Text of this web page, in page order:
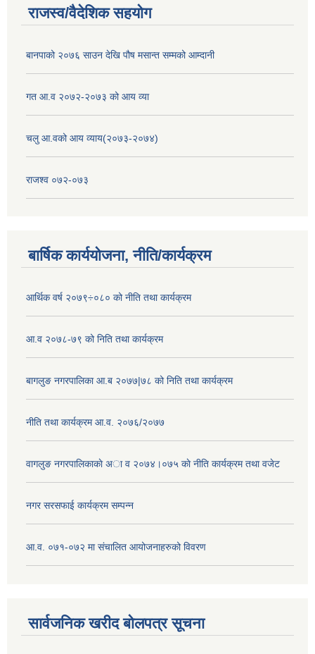
राजस्व/वैदेशिक सहयोग
बानपाको २०७६ साउन देखि पौष मसान्त सम्मको आम्दानी
गत आ.व २०७२-२०७३ को आय व्या
चलु आ.वको आय व्याय(२०७३-२०७४)
राजश्व ०७२-०७३
बार्षिक कार्ययोजना, नीति/कार्यक्रम
आर्थिक वर्ष २०७९÷०८० को नीति तथा कार्यक्रम
आ.व २०७८-७९ को निति तथा कार्यक्रम
बागलुङ नगरपालिका आ.ब २०७७|७८ को निति तथा कार्यक्रम
नीति तथा कार्यक्रम आ.व. २०७६/२०७७
वागलुङ नगरपालिकाकाे अा‍ व २०७४।०७५ काे नीति कार्यक्रम तथा वजेट
नगर सरसफाई कार्यक्रम सम्पन्न
आ.व. ०७१-०७२ मा संचालित आयोजनाहरुको विवरण
सार्वजनिक खरीद बोलपत्र सूचना